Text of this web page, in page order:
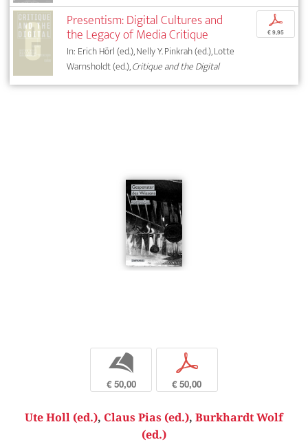
Presentism: Digital Cultures and
the Legacy of Media Critique
In: Erich Hörl (ed.), Nelly Y. Pinkrah (ed.), Lotte
Warnsholdt (ed.),Critique and the Digital
p
€ 9,95
b
€ 50,00
p
€ 50,00
Ute Holl (ed.), Claus Pias (ed.), Burkhardt Wolf
(ed.)